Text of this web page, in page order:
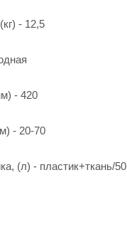
- 12,5
- 420
- 20-70
(л) - пластик+ткань/50